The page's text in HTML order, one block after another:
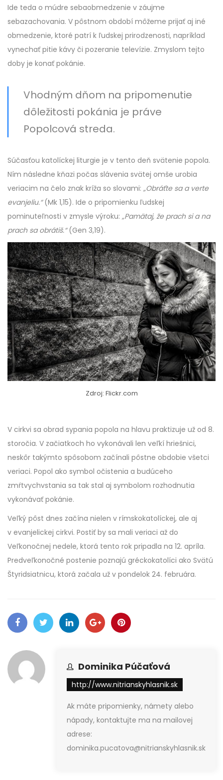
Ide teda o múdre sebaobmedzenie v záujme
sebazachovania. V pôstnom období môžeme prijať aj iné
obmedzenie, ktoré patrí k ľudskej prirodzenosti, napríklad
vynechať pitie kávy či pozeranie televízie. Zmyslom tejto
doby je konať pokánie.
Vhodným dňom na pripomenutie
dôležitosti pokánia je práve
Popolcová streda.
Súčasťou katolíckej liturgie je v tento deň svätenie popola.
Ním následne kňazi počas slávenia svätej omše urobia
veriacim na čelo znak kríža so slovami: „Obráťte sa a verte
evanjeliu.“(Mk 1,15). Ide o pripomienku ľudskej
pominuteľnosti v zmysle výroku: „Pamätaj, že prach si a na
prach sa obrátiš.“(Gen 3,19).
Zdroj: Flickr.com
V cirkvi sa obrad sypania popola na hlavu praktizuje už od 8.
storočia. V začiatkoch ho vykonávali len veľkí hriešnici,
neskôr takýmto spôsobom začínali pôstne obdobie všetci
veriaci. Popol ako symbol očistenia a budúceho
zmŕtvychvstania sa tak stal aj symbolom rozhodnutia
vykonávať pokánie.
Veľký pôst dnes začína nielen v rímskokatolíckej, ale aj
v evanjelickej cirkvi. Postiť by sa mali veriaci až do
Veľkonočnej nedele, ktorá tento rok pripadla na 12. apríla.
Predveľkonočné postenie poznajú gréckokatolíci ako Svätú
Štyridsiatnicu, ktorá začala už v pondelok 24. februára.
Dominika Púčaťová
http://www.nitrianskyhlasnik.sk
Ak máte pripomienky, námety alebo
nápady, kontaktujte ma na mailovej
adrese:
dominika.pucatova@nitrianskyhlasnik.sk